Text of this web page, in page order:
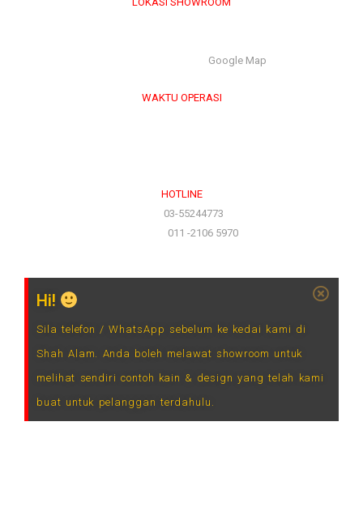
Google Map
WAKTU OPERASI
HOTLINE
03-55244773
011 -2106 5970
Hi!
Sila telefon / WhatsApp sebelum ke kedai kami di
Shah Alam. Anda boleh melawat showroom untuk
melihat sendiri contoh kain & design yang telah kami
buat untuk pelanggan terdahulu.